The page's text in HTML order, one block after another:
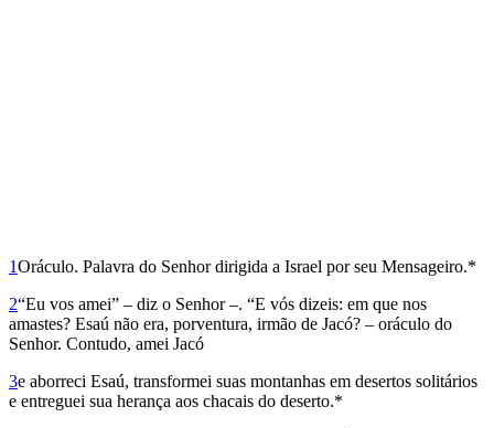
1Oráculo. Palavra do Senhor dirigida a Israel por seu Mensageiro.*
2“Eu vos amei” – diz o Senhor –. “E vós dizeis: em que nos
amastes? Esaú não era, porventura, irmão de Jacó? – oráculo do
Senhor. Contudo, amei Jacó
3e aborreci Esaú, transformei suas montanhas em desertos solitários
e entreguei sua herança aos chacais do deserto.*